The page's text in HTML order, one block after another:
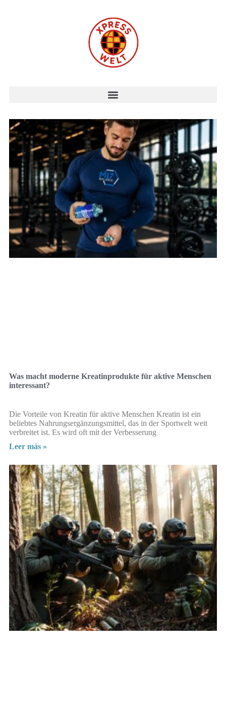
Was macht moderne Kreatinprodukte für aktive Menschen
interessant?
Die Vorteile von Kreatin für aktive Menschen Kreatin ist ein
beliebtes Nahrungsergänzungsmittel, das in der Sportwelt weit
verbreitet ist. Es wird oft mit der Verbesserung
Leer más »